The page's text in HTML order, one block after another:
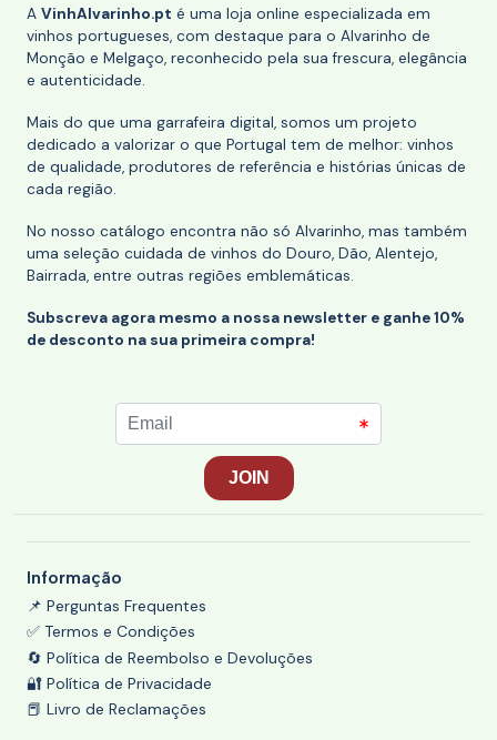
A VinhAlvarinho.pt é uma loja online especializada em
vinhos portugueses, com destaque para o Alvarinho de
Monção e Melgaço, reconhecido pela sua frescura, elegância
e autenticidade.
Mais do que uma garrafeira digital, somos um projeto
dedicado a valorizar o que Portugal tem de melhor: vinhos
de qualidade, produtores de referência e histórias únicas de
cada região.
No nosso catálogo encontra não só Alvarinho, mas também
uma seleção cuidada de vinhos do Douro, Dão, Alentejo,
Bairrada, entre outras regiões emblemáticas.
Subscreva agora mesmo a nossa newsletter e ganhe 10%
de desconto na sua primeira compra!
Informação
📌 Perguntas Frequentes
✅ Termos e Condições
🔄 Política de Reembolso e Devoluções
🔐 Política de Privacidade
📕 Livro de Reclamações